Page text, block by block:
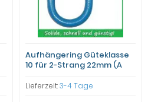
Aufhängering Güteklasse
10 für 2-Strang 22mm (A
Lieferzeit:3-4 Tage